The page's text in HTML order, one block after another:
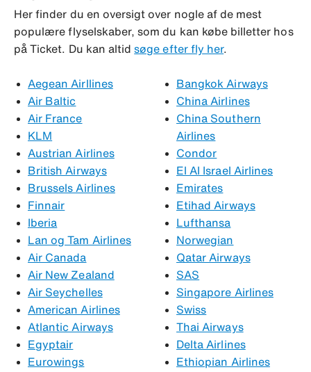
Her finder du en oversigt over nogle af de mest
populære flyselskaber, som du kan købe billetter hos
på Ticket. Du kan altidsøge efter fly her.
Aegean Airllines
Air Baltic
Air France
KLM
Austrian Airlines
British Airways
Brussels Airlines
Finnair
Iberia
Lan og Tam Airlines
Air Canada
Air New Zealand
Air Seychelles
American Airlines
Atlantic Airways
Egyptair
Eurowings
Bangkok Airways
China Airlines
China Southern
Airlines
Condor
El Al Israel Airlines
Emirates
Etihad Airways
Lufthansa
Norwegian
Qatar Airways
SAS
Singapore Airlines
Swiss
Thai Airways
Delta Airlines
Ethiopian Airlines